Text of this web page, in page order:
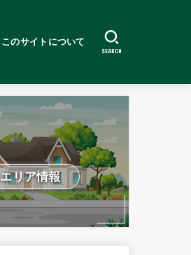
このサイトについて
SEARCH
エリア情報